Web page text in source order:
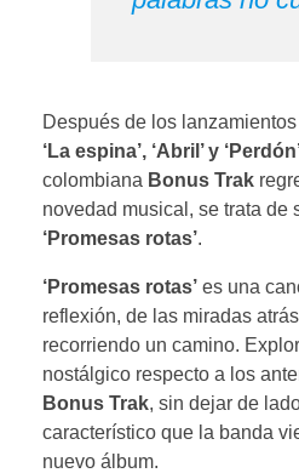
Después de los lanzamientos
‘La espina’, ‘Abril’ y
colombiana Bonus Trak
novedad musical, se trata de
‘Promesas rotas’.
‘Promesas rotas’ es una
reflexión, de las miradas
recorriendo un camino.
nostálgico respecto a los
Bonus Trak, sin dejar de
característico que la banda
nuevo álbum.